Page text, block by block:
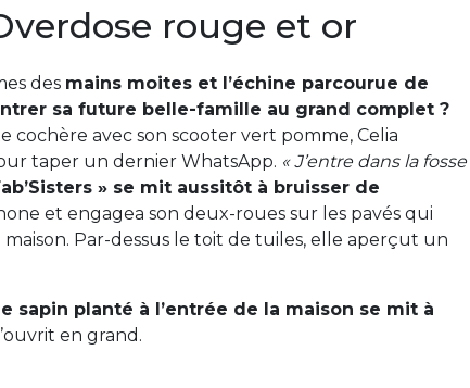
rouge et or
des mains moites et l’échine parcourue de
sa future belle-famille au grand complet ?
cochère avec son scooter vert pomme, Celia
taper un dernier WhatsApp. « J’entre dans la fosse
» se mit aussitôt à bruisser de
et engagea son deux-roues sur les pavés qui
maison. Par-dessus le toit de tuiles, elle aperçut un
sapin planté à l’entrée de la maison se mit à
en grand.